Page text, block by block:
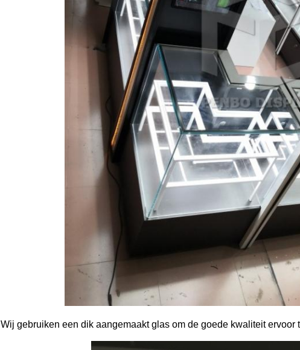
Wij gebruiken een dik aangemaakt glas om de goede kwaliteit